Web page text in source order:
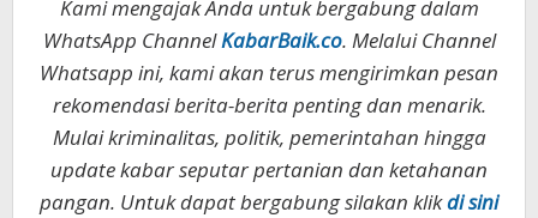
Kami mengajak Anda untuk bergabung dalam
WhatsApp ChannelKabarBaik.co. Melalui Channel
Whatsapp ini, kami akan terus mengirimkan pesan
rekomendasi berita-berita penting dan menarik.
Mulai kriminalitas, politik, pemerintahan hingga
update kabar seputar pertanian dan ketahanan
pangan. Untuk dapat bergabung silakan klikdi sini